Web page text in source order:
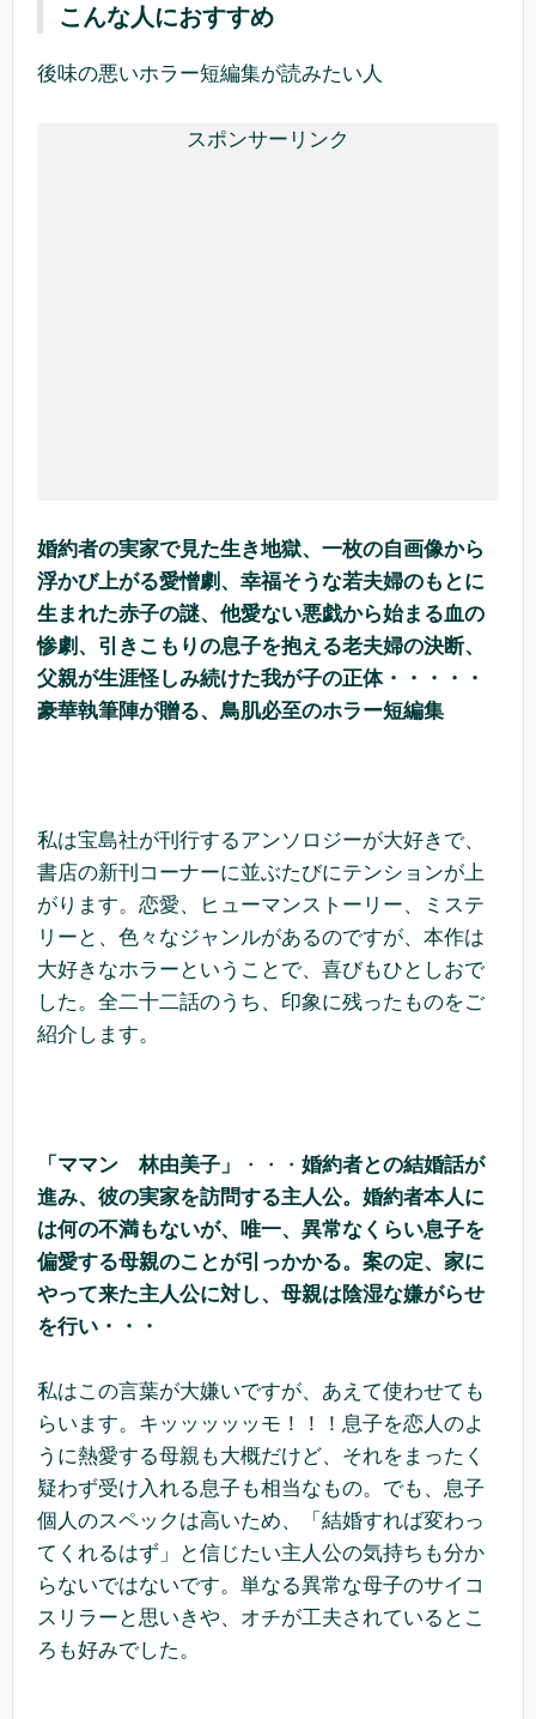
こんな人におすすめ
後味の悪いホラー短編集が読みたい人
スポンサーリンク
婚約者の実家で見た生き地獄、一枚の自画像から
浮かび上がる愛憎劇、幸福そうな若夫婦のもとに
生まれた赤子の謎、他愛ない悪戯から始まる血の
惨劇、引きこもりの息子を抱える老夫婦の決断、
父親が生涯怪しみ続けた我が子の正体・・・・・
豪華執筆陣が贈る、鳥肌必至のホラー短編集
私は宝島社が刊行するアンソロジーが大好きで、
書店の新刊コーナーに並ぶたびにテンションが上
がります。恋愛、ヒューマンストーリー、ミステ
リーと、色々なジャンルがあるのですが、本作は
大好きなホラーということで、喜びもひとしおで
した。全二十二話のうち、印象に残ったものをご
紹介します。
「ママン 林由美子」 ・・・ 婚約者との結婚話が
進み、彼の実家を訪問する主人公。婚約者本人に
は何の不満もないが、唯一、異常なくらい息子を
偏愛する母親のことが引っかかる。案の定、家に
やって来た主人公に対し、母親は陰湿な嫌がらせ
を行い・・・
私はこの言葉が大嫌いですが、あえて使わせても
らいます。キッッッッッモ！！！息子を恋人のよ
うに熱愛する母親も大概だけど、それをまったく
疑わず受け入れる息子も相当なもの。でも、息子
個人のスペックは高いため、「結婚すれば変わっ
てくれるはず」と信じたい主人公の気持ちも分か
らないではないです。単なる異常な母子のサイコ
スリラーと思いきや、オチが工夫されているとこ
ろも好みでした。